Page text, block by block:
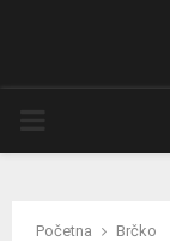
Početna
Brčko